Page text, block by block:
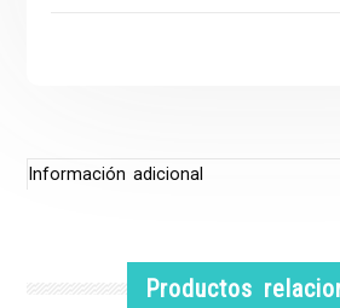
Información adicional
Productos